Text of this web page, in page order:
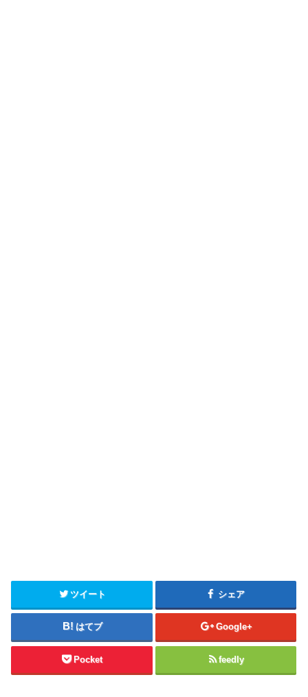
ツイート シェア
はてブ Google+
Pocket feedly